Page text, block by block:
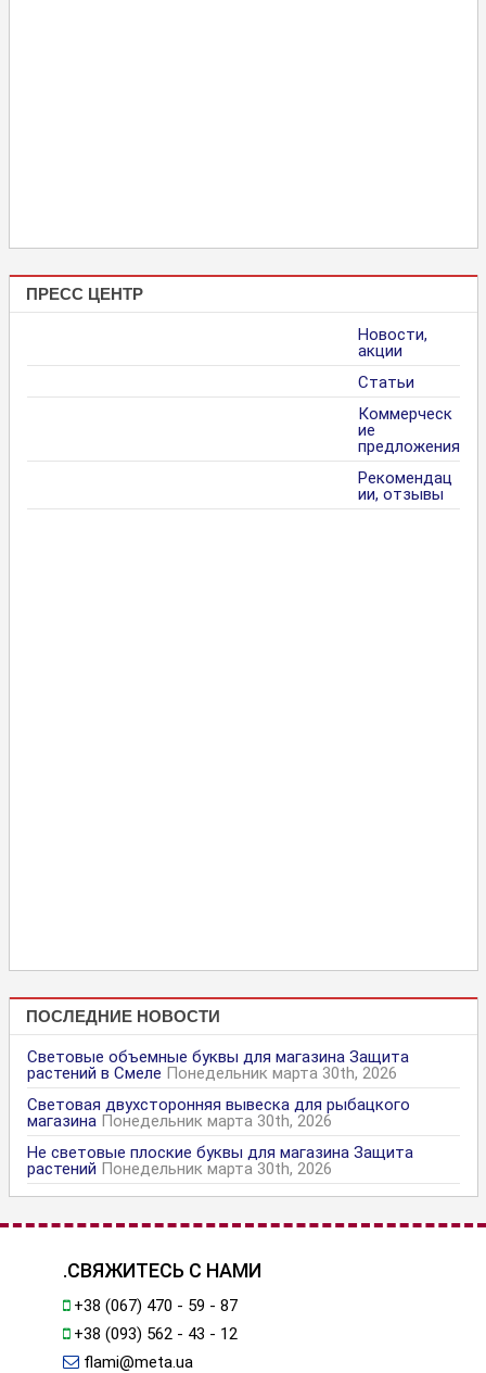
ПРЕСС ЦЕНТР
Новости,
акции
Статьи
Коммерческ
ие
предложения
Рекомендац
ии, отзывы
ПОСЛЕДНИЕ НОВОСТИ
Световые объемные буквы для магазина Защита
растений в Смеле Понедельник марта 30th, 2026
Световая двухсторонняя вывеска для рыбацкого
магазина Понедельник марта 30th, 2026
Не световые плоские буквы для магазина Защита
растений Понедельник марта 30th, 2026
.СВЯЖИТЕСЬ С НАМИ
+38 (067) 470 - 59 - 87
+38 (093) 562 - 43 - 12
flami@meta.ua